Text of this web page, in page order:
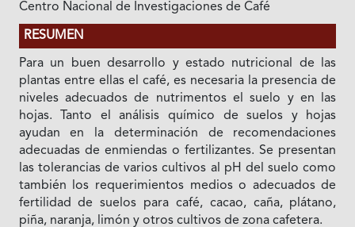
Centro Nacional de Investigaciones de Café
RESUMEN
Para un buen desarrollo y estado nutricional de las
plantas entre ellas el café, es necesaria la presencia de
niveles adecuados de nutrimentos el suelo y en las
hojas. Tanto el análisis químico de suelos y hojas
ayudan en la determinación de recomendaciones
adecuadas de enmiendas o fertilizantes. Se presentan
las tolerancias de varios cultivos al pH del suelo como
también los requerimientos medios o adecuados de
fertilidad de suelos para café, cacao, caña, plátano,
piña, naranja, limón y otros cultivos de zona cafetera.